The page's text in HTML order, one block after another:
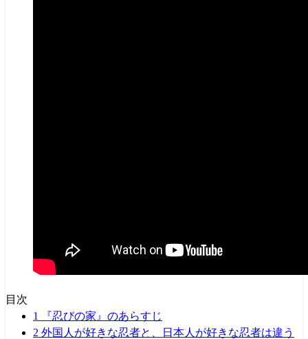
目次
1
『忍びの家』のあらすじ
2 外国人が好きな忍者と、日本人が好きな忍者は違う